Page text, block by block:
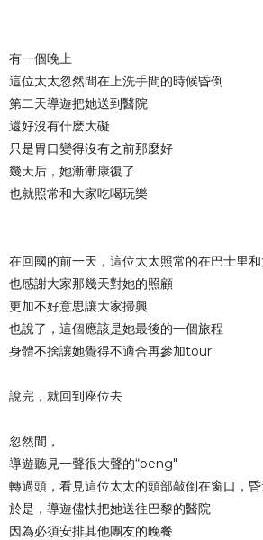
有一個晚上
這位太太忽然間在上洗手間的時候昏倒
第二天導遊把她送到醫院
還好沒有什麽大礙
只是胃口變得沒有之前那麼好
幾天后，她漸漸康復了
也就照常和大家吃喝玩樂
在回國的前一天，這位太太照常的在巴士里
也感謝大家那幾天對她的照顧
更加不好意思讓大家掃興
也說了，這個應該是她最後的一個旅程
身體不捨讓她覺得不適合再參加tour
說完，就回到座位去
忽然間，
導遊聽見一聲很大聲的“peng"
轉過頭，看見這位太太的頭部敲倒在窗口，
於是，導遊儘快把她送往巴黎的醫院
因為必須安排其他團友的晚餐